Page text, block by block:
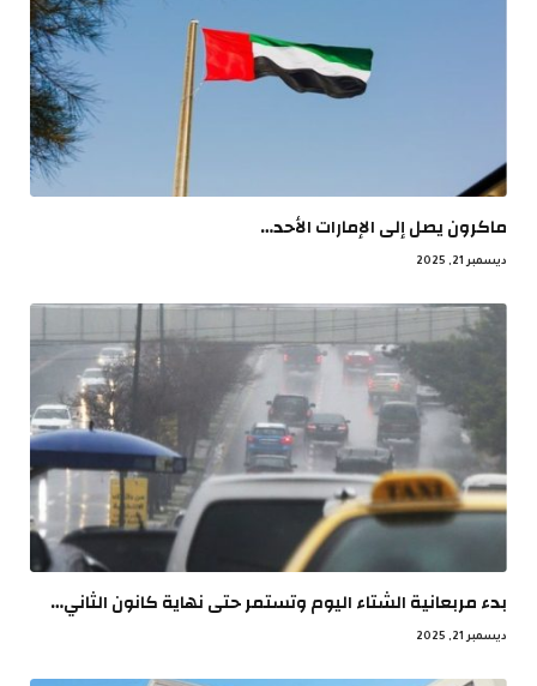
ماكرون يصل إلى الإمارات الأحد…
ديسمبر 21, 2025
بدء مربعانية الشتاء اليوم وتستمر حتى نهاية كانون الثاني…
ديسمبر 21, 2025